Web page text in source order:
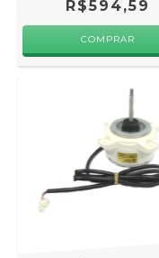
R$594,59